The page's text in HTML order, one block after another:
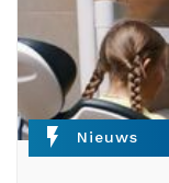
flash_on Nieuws